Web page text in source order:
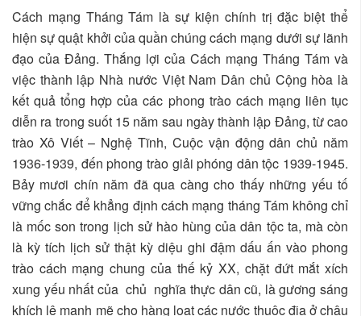
Cách mạng Tháng Tám là sự kiện chính trị đặc biệt thể
hiện sự quật khởi của quần chúng cách mạng dưới sự lãnh
đạo của Đảng. Thắng lợi của Cách mạng Tháng Tám và
việc thành lập Nhà nước Việt Nam Dân chủ Cộng hòa là
kết quả tổng hợp của các phong trào cách mạng liên tục
diễn ra trong suốt 15 năm sau ngày thành lập Đảng, từ cao
trào Xô Viết – Nghệ Tĩnh, Cuộc vận động dân chủ năm
1936-1939, đến phong trào giải phóng dân tộc 1939-1945.
Bảy mươi chín năm đã qua càng cho thấy những yếu tố
vững chắc để khẳng định cách mạng tháng Tám không chỉ
là mốc son trong lịch sử hào hùng của dân tộc ta, mà còn
là kỳ tích lịch sử thật kỳ diệu ghi đậm dấu ấn vào phong
trào cách mạng chung của thế kỷ XX, chặt đứt mắt xích
xung yếu nhất của chủ nghĩa thực dân cũ, là gương sáng
khích lệ mạnh mẽ cho hàng loạt các nước thuộc địa ở châu